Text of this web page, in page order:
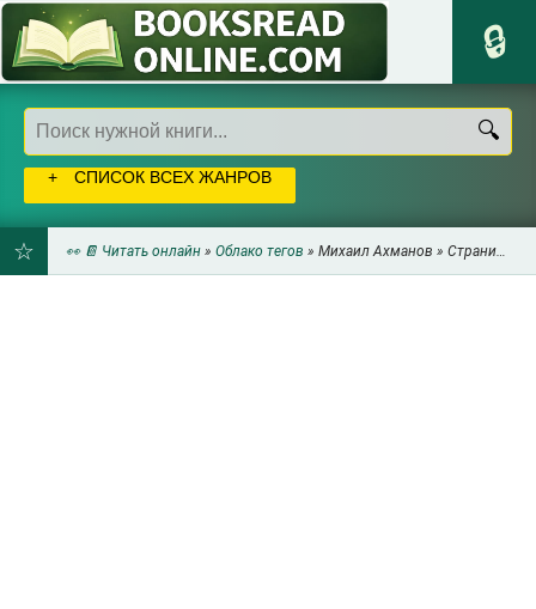
СПИСОК ВСЕХ ЖАНРОВ
👀 📔 Читать онлайн » Облако тегов » Михаил Ахманов » Страница 3